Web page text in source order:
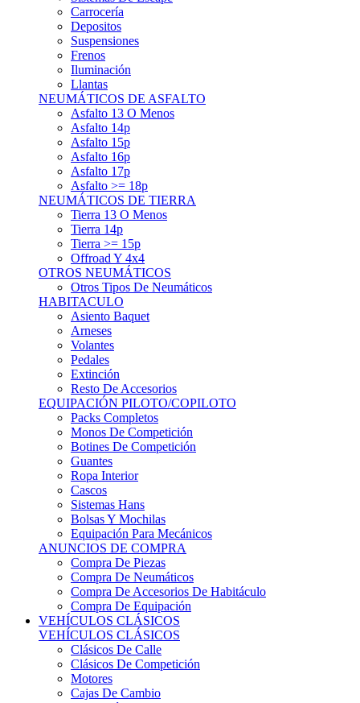
Carrocería
Depositos
Suspensiones
Frenos
Iluminación
Llantas
NEUMÁTICOS DE ASFALTO
Asfalto 13 O Menos
Asfalto 14p
Asfalto 15p
Asfalto 16p
Asfalto 17p
Asfalto >= 18p
NEUMÁTICOS DE TIERRA
Tierra 13 O Menos
Tierra 14p
Tierra >= 15p
Offroad Y 4x4
OTROS NEUMÁTICOS
Otros Tipos De Neumáticos
HABITACULO
Asiento Baquet
Arneses
Volantes
Pedales
Extinción
Resto De Accesorios
EQUIPACIÓN PILOTO/COPILOTO
Packs Completos
Monos De Competición
Botines De Competición
Guantes
Ropa Interior
Cascos
Sistemas Hans
Bolsas Y Mochilas
Equipación Para Mecánicos
ANUNCIOS DE COMPRA
Compra De Piezas
Compra De Neumáticos
Compra De Accesorios De Habitáculo
Compra De Equipación
VEHÍCULOS CLÁSICOS
VEHÍCULOS CLÁSICOS
Clásicos De Calle
Clásicos De Competición
Motores
Cajas De Cambio